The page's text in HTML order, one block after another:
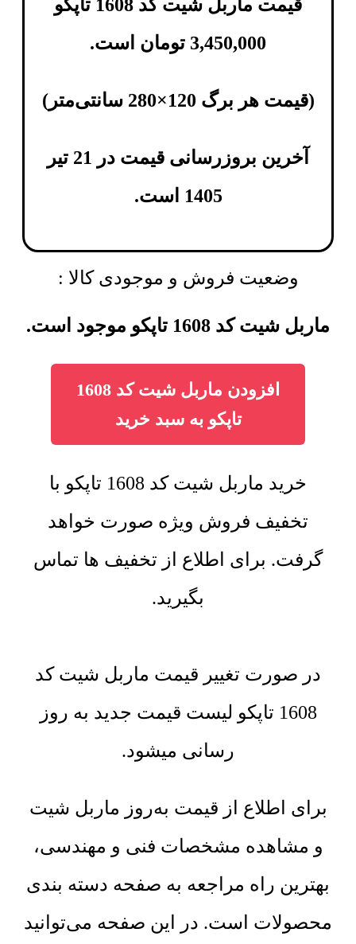
قیمت ماربل شیت کد 1608 تاپکو
3,450,000 تومان است.
(قیمت هر برگ 120×280 سانتی‌متر )
آخرین بروزرسانی قیمت در 21 تیر
1405 است.
وضعیت فروش و موجودی کالا :
ماربل شیت کد 1608 تاپکو موجود است.
افزودن ماربل شیت کد 1608
تاپکو به سبد خرید
خرید ماربل شیت کد 1608 تاپکو با
تخفیف فروش ویژه صورت خواهد
گرفت. برای اطلاع از تخفیف ها تماس
بگیرید.
در صورت تغییر قیمت ماربل شیت کد
1608 تاپکو لیست قیمت جدید به روز
رسانی میشود.
برای اطلاع از قیمت به‌روز ماربل شیت
و مشاهده مشخصات فنی و مهندسی،
بهترین راه مراجعه به صفحه دسته بندی
محصولات است. در این صفحه می‌توانید